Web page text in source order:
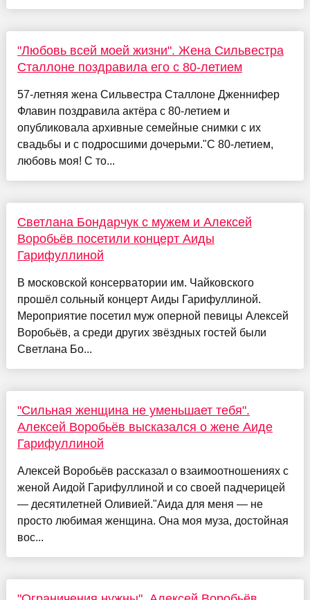
"Любовь всей моей жизни". Жена Сильвестра
Сталлоне поздравила его с 80-летием
57-летняя жена Сильвестра Сталлоне Дженнифер
Флавин поздравила актёра с 80-летием и
опубликовала архивные семейные снимки с их
свадьбы и с подросшими дочерьми."С 80-летием,
любовь моя! С то...
Светлана Бондарчук с мужем и Алексей
Воробьёв посетили концерт Аиды
Гарифуллиной
В московской консерватории им. Чайковского
прошёл сольный концерт Аиды Гарифуллиной.
Мероприятие посетил муж оперной певицы Алексей
Воробьёв, а среди других звёздных гостей были
Светлана Бо...
"Сильная женщина не уменьшает тебя".
Алексей Воробьёв высказался о жене Аиде
Гарифуллиной
Алексей Воробьёв рассказал о взаимоотношениях с
женой Аидой Гарифуллиной и со своей падчерицей
— десятилетней Оливией."Аида для меня — не
просто любимая женщина. Она моя муза, достойная
вос...